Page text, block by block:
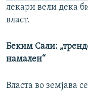
лекари вели дека
власт.
Беким Сали:
намален“
Власта во земјава